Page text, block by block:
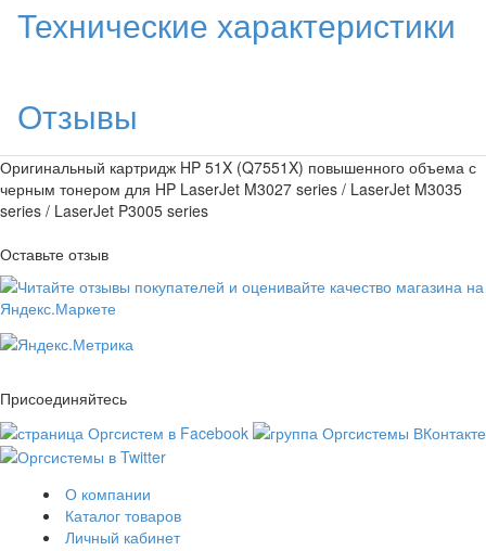
Технические характеристики
Отзывы
Оригинальный картридж HP 51X (Q7551X) повышенного объема с
черным тонером для HP LaserJet M3027 series / LaserJet M3035
series / LaserJet P3005 series
Оставьте отзыв
Присоединяйтесь
О компании
Каталог товаров
Личный кабинет